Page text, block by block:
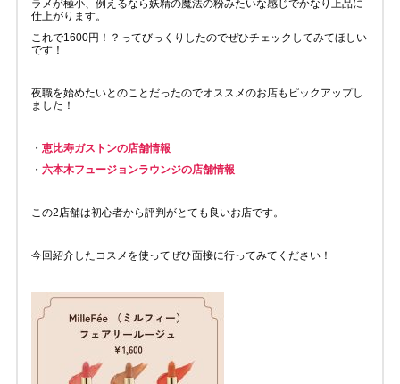
ラメが極小、例えるなら妖精の魔法の粉みたいな感じでかなり上品に
仕上がります。
これで1600円！？ってびっくりしたのでぜひチェックしてみてほしい
です！
夜職を始めたいとのことだったのでオススメのお店もピックアップし
ました！
・ 恵比寿ガストンの店舗情報
・ 六本木フュージョンラウンジの店舗情報
この2店舗は初心者から評判がとても良いお店です。
今回紹介したコスメを使ってぜひ面接に行ってみてください！